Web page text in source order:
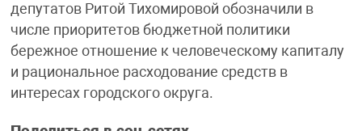
депутатов Ритой Тихомировой обозначили в
числе приоритетов бюджетной политики
бережное отношение к человеческому капиталу
и рациональное расходование средств в
интересах городского округа.